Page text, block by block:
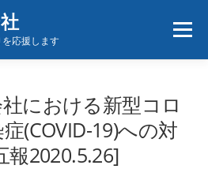
応援します
メニ
における新型コロ
(COVID-19)への対
報2020.5.26]